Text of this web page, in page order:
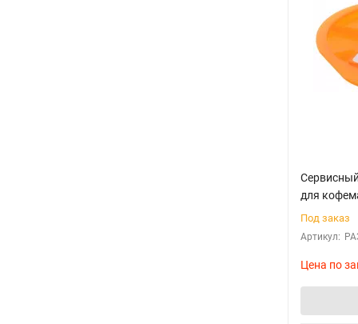
для
Под заказ
Артикул:
Цена по